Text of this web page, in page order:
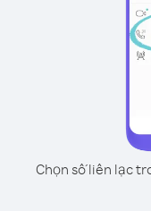
Chọn số liên lạc